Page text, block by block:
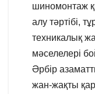
шиномонтаж
алу тәртібі,
техникалық
мәселелері
Әрбір
жан-жақты